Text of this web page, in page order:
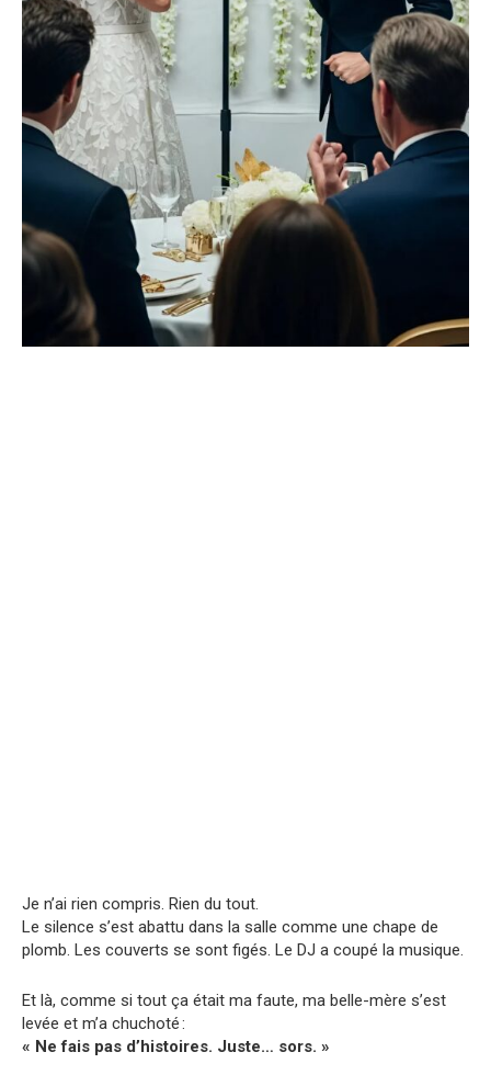
Je n’ai rien compris. Rien du tout.
Le silence s’est abattu dans la salle comme une chape de
plomb. Les couverts se sont figés. Le DJ a coupé la musique.
Et là, comme si tout ça était ma faute, ma belle-mère s’est
levée et m’a chuchoté :
« Ne fais pas d’histoires. Juste… sors. »